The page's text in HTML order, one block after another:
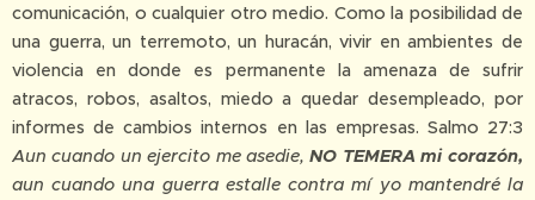
comunicación, o cualquier otro medio. Como la posibilidad de
una guerra, un terremoto, un huracán, vivir en ambientes de
violencia en donde es permanente la amenaza de sufrir
atracos, robos, asaltos, miedo a quedar desempleado, por
informes de cambios internos en las empresas. Salmo 27:3
Aun cuando un ejercito me asedie,NO TEMERA mi corazón,
aun cuando una guerra estalle contra mí yo mantendré la